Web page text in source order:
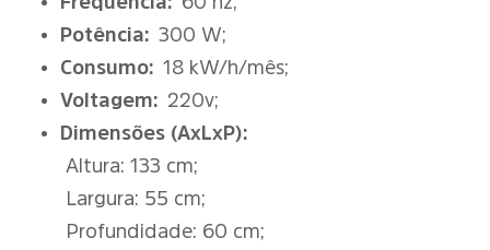
Potência: 300 W;
Consumo: 18 kW/h/mês;
Voltagem: 220v;
Dimensões (AxLxP):
Altura: 133 cm;
Largura: 55 cm;
Profundidade: 60 cm;